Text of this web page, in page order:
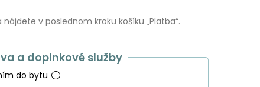
v poslednom kroku košíku „Platba“.
a doplnkové služby
do bytu